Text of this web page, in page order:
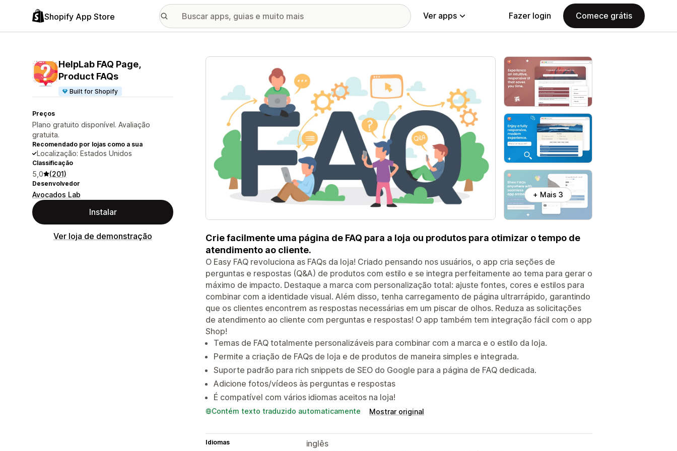
Shopify App Store Ver apps Fazer login Comece grátis
HelpLab FAQ Page,
Product FAQs
Built for Shopify
Preços
Plano gratuito disponível. Avaliação
gratuita.
Recomendado por lojas como a sua
Localização: Estados Unidos
Classificação
5,0 (201)
Desenvolvedor
Avocados Lab
Instalar
Ver loja de demonstração
Galeria de imagens em destaque
+ Mais 3
Crie facilmente uma página de FAQ para a loja ou produtos para otimizar o tempo de
atendimento ao cliente.
O Easy FAQ revoluciona as FAQs da loja! Criado pensando nos usuários, o app cria seções de
perguntas e respostas (Q&A) de produtos com estilo e se integra perfeitamente ao tema para gerar o
máximo de impacto. Destaque a marca com personalização total: ajuste fontes, cores e estilos para
combinar com a identidade visual. Além disso, tenha carregamento de página ultrarrápido, garantindo
que os clientes encontrem as respostas necessárias em um piscar de olhos. Reduza as solicitações
de atendimento ao cliente com perguntas e respostas! O app também tem integração fácil com o app
Shop!
Temas de FAQ totalmente personalizáveis para combinar com a marca e o estilo da loja.
Permite a criação de FAQs de loja e de produtos de maneira simples e integrada.
Suporte padrão para rich snippets de SEO do Google para a página de FAQ dedicada.
Adicione fotos/vídeos às perguntas e respostas
É compatível com vários idiomas aceitos na loja!
Contém texto traduzido automaticamente Mostrar original
Idiomas
inglês